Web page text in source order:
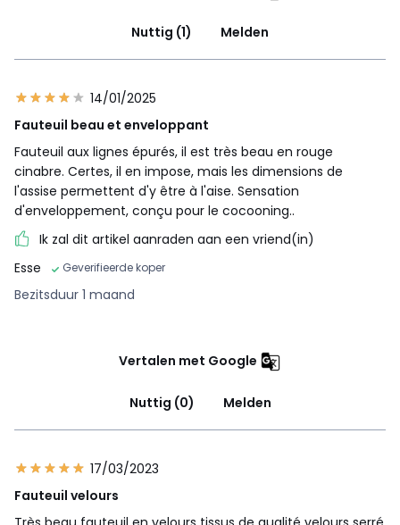
Nuttig (1) Melden
14/01/2025
Fauteuil beau et enveloppant
Fauteuil aux lignes épurés, il est très beau en rouge
cinabre. Certes, il en impose, mais les dimensions de
l'assise permettent d'y être à l'aise. Sensation
d'enveloppement, conçu pour le cocooning..
Ik zal dit artikel aanraden aan een vriend(in)
Esse
Geverifieerde koper
Bezitsduur 1 maand
Vertalen met Google
Nuttig (0) Melden
17/03/2023
Fauteuil velours